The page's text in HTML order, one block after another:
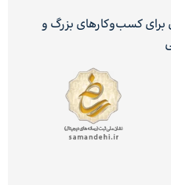
برای کسب‌وکارهای بزرگ و